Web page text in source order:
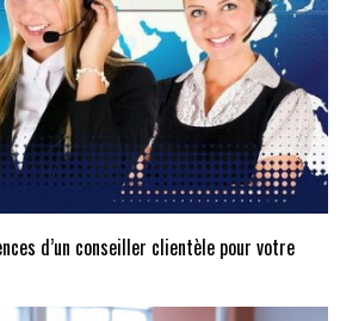
d’un conseiller clientèle pour votre